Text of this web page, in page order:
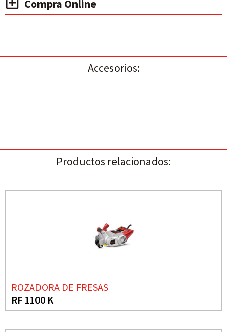
Compra Online
Accesorios:
Productos relacionados:
ROZADORA DE FRESAS
RF 1100 K